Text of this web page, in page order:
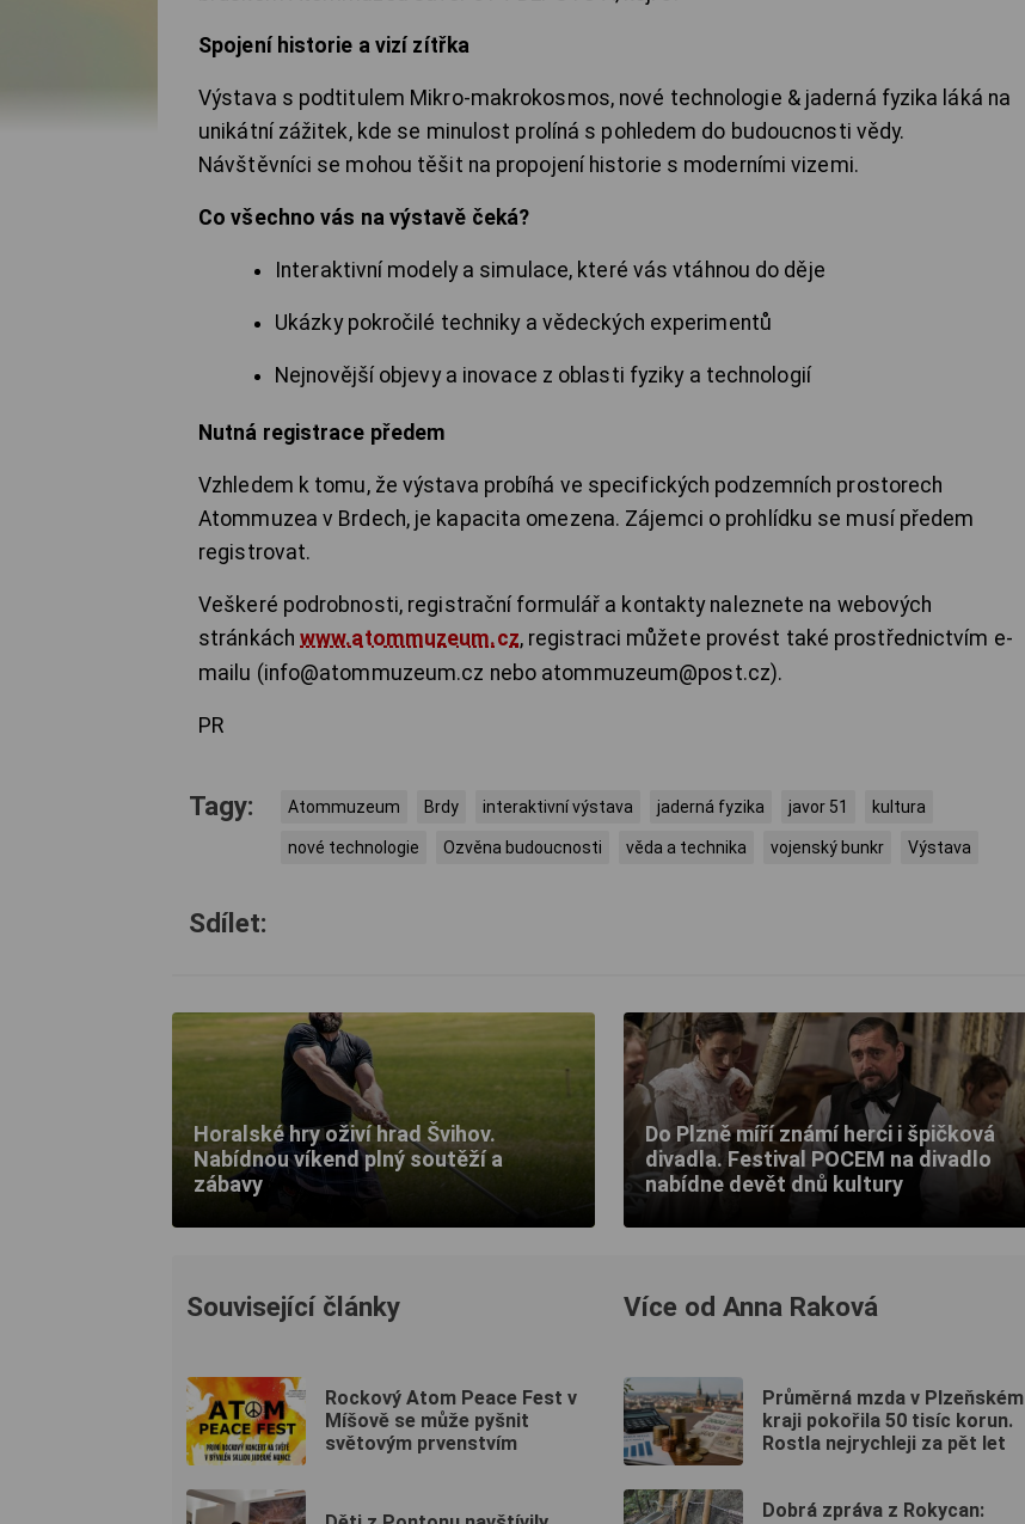
Spojení historie a vizí zítřka
Výstava s podtitulem Mikro-makrokosmos, nové technologie & jaderná fyzika láká na
unikátní zážitek, kde se minulost prolíná s pohledem do budoucnosti vědy.
Návštěvníci se mohou těšit na propojení historie s moderními vizemi.
Co všechno vás na výstavě čeká?
Interaktivní modely a simulace, které vás vtáhnou do děje
Ukázky pokročilé techniky a vědeckých experimentů
Nejnovější objevy a inovace z oblasti fyziky a technologií
Nutná registrace předem
Vzhledem k tomu, že výstava probíhá ve specifických podzemních prostorech
Atommuzea v Brdech, je kapacita omezena. Zájemci o prohlídku se musí předem
registrovat.
Veškeré podrobnosti, registrační formulář a kontakty naleznete na webových
stránkách www.atommuzeum.cz, registraci můžete provést také prostřednictvím e-
mailu (info@atommuzeum.cz nebo atommuzeum@post.cz).
PR
Tagy: Atommuzeum Brdy interaktivní výstava jaderná fyzika javor 51 kultura
nové technologie Ozvěna budoucnosti věda a technika vojenský bunkr Výstava
Sdílet:
Horal­ské hry oživí hrad Švihov.
Nabídnou víkend plný soutěží a
zábavy
Do Plzně míří známí herci i špičková
divadla. Festival POCEM na divadlo
nabídne devět dnů kultury
Související články
Rockový Atom Peace Fest v
Míšově se může pyšnit
světovým prvenstvím
Více od Anna Raková
Průměrná mzda v Plzeňském
kraji pokořila 50 tisíc korun.
Rostla nejrychleji za pět let
Dobrá zpráva z Rokycan: